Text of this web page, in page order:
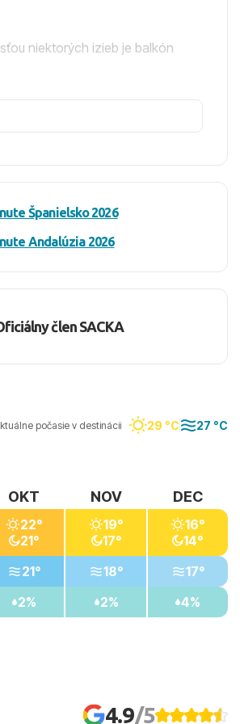
niektorých izieb je balkón
baru pri bazéne, diskotéky
nápojov. Pre náročnejších
Španielsko 2026
Andalúzia 2026
člen SACKA
počasie v destinácii 29 °C 27 °C
OKT
22°
21°
21°
2%
NOV
19°
17°
18°
2%
DEC
16°
14°
17°
4%
4.9/5